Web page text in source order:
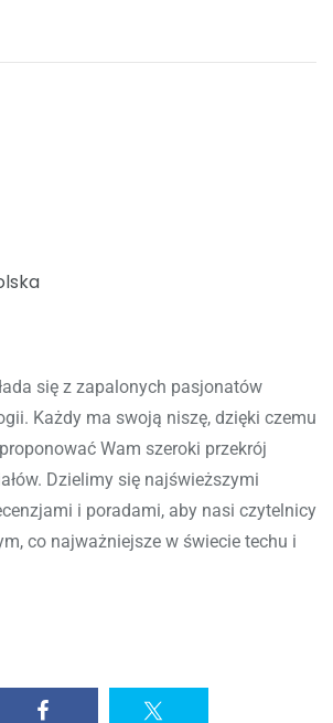
się z zapalonych pasjonatów
Każdy ma swoją niszę, dzięki czemu
Wam szeroki przekrój
Dzielimy się najświeższymi
i poradami, aby nasi czytelnicy
co najważniejsze w świecie techu i